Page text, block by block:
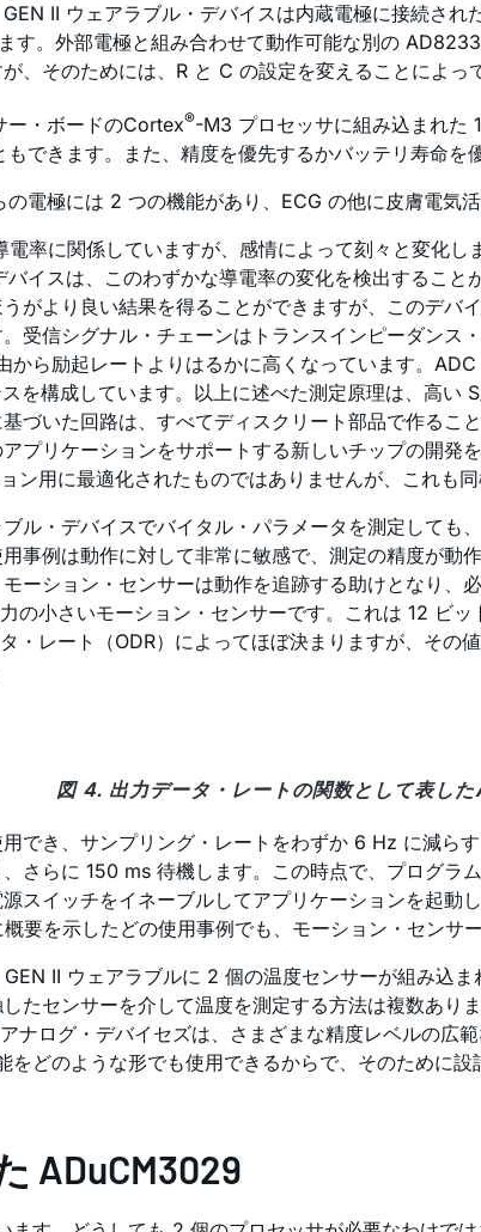
II ウェアラブル・デバイスは内蔵電極に接続さ
す。外部電極と組み合わせて動作可能な別の
、そのためには、R と C の設定を変えることによっ
ー・ボードのCortex®-M3 プロセッサに組み込まれた
できます。また、精度を優先するかバッテリ寿命を
電極には 2 つの機能があり、ECG の他に皮膚電気
率に関係していますが、感情によって刻々と変化
イスは、このわずかな導電率の変化を検出するこ
がより良い結果を得ることができますが、このデ
受信シグナル・チェーンはトランスインピーダンス
ら励起レートよりはるかに高くなっています。
を構成しています。以上に述べた測定原理は、高
づいた回路は、すべてディスクリート部品で作る
プリケーションをサポートする新しいチップの開発
用に最適化されたものではありませんが、これも同
ル・デバイスでバイタル・パラメータを測定して
事例は動作に対して非常に敏感で、測定の精度が
ーション・センサーは動作を追跡する助けとなり、
の小さいモーション・センサーです。これは 12 ビ
・レート（ODR）によってほぼ決まりますが、そ
図 4. 出力データ・レートの関数として表し
でき、サンプリング・レートをわずか 6 Hz に減ら
さらに 150 ms 待機します。この時点で、プログ
スイッチをイネーブルしてアプリケーションを起
要を示したどの使用事例でも、モーション・センサ
II ウェアラブルに 2 個の温度センサーが組み込
たセンサーを介して温度を測定する方法は複数あ
ナログ・デバイセズは、さまざまな精度レベルの広
どのような形でも使用できるからで、そのために
ADuCM3029